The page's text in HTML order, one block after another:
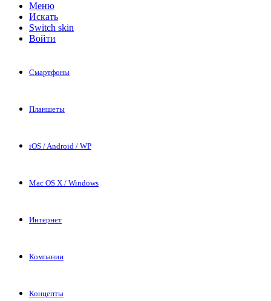
Меню
Искать
Switch skin
Войти
Смартфоны
Планшеты
iOS / Android / WP
Mac OS X / Windows
Интернет
Компании
Концепты